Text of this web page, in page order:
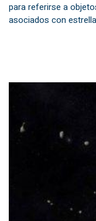
para referirse a
asociados con